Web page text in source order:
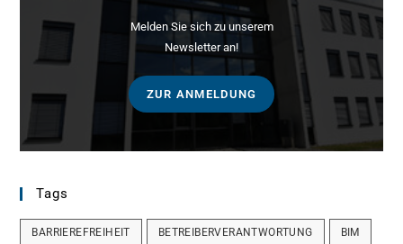
Melden Sie sich zu unserem
Newsletter an!
ZUR ANMELDUNG
Tags
BARRIEREFREIHEIT BETREIBERVERANTWORTUNG BIM